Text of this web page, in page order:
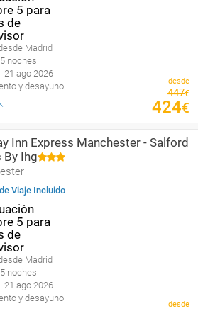
Madrid
noches
21 ago 2026
y desayuno
desde
447€
424€
Inn Express Manchester - Salford
By Ihg
Viaje Incluido
Madrid
noches
21 ago 2026
y desayuno
desde